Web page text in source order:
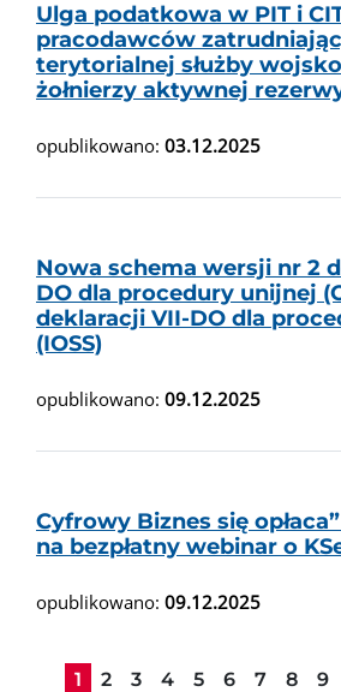
Ulga podatkowa w PIT i
pracodawców
terytorialnej służby
żołnierzy aktywnej
opublikowano: 03.12.2025
Nowa schema wersji nr 2
DO dla procedury unijnej
deklaracji VII-DO dla
(IOSS)
opublikowano: 09.12.2025
Cyfrowy Biznes się
na bezpłatny webinar o
opublikowano: 09.12.2025
1 2 3 4 5 6 7 8 9